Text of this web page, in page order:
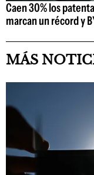
Caen 30% los
marcan un récord y
MÁS